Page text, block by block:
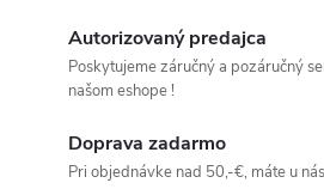
Autorizovaný predajca
Poskytujeme záručný a pozáručný
našom eshope !
Doprava zadarmo
Pri objednávke nad 50,-€, máte u